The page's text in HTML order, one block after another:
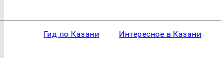
Гид по Казани Интересное в Казани